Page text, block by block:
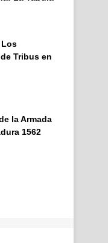
Los
Tribus en
la Armada
1562